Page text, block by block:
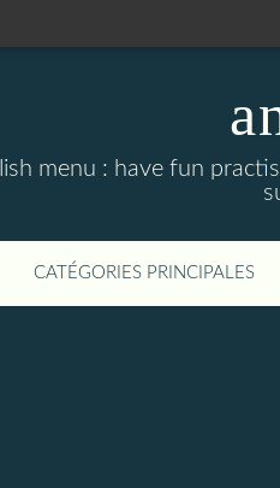
menu : have fun
CATÉGORIES PRINCIPALES